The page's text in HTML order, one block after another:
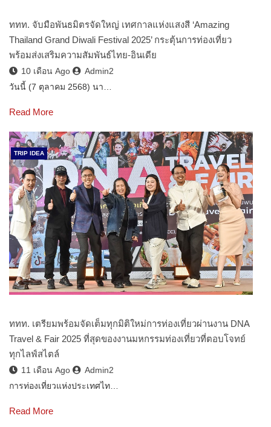
ททท. จับมือพันธมิตรจัดใหญ่ เทศกาลแห่งแสงสี ‘Amazing
Thailand Grand Diwali Festival 2025’ กระตุ้นการท่องเที่ยว
พร้อมส่งเสริมความสัมพันธ์ไทย-อินเดีย
10 เดือน Ago
Admin2
วันนี้ (7 ตุลาคม 2568) นา…
Read More
TRIP IDEA
ททท. เตรียมพร้อมจัดเต็มทุกมิติใหม่การท่องเที่ยวผ่านงาน DNA
Travel & Fair 2025 ที่สุดของงานมหกรรมท่องเที่ยวที่ตอบโจทย์
ทุกไลฟ์สไตล์
11 เดือน Ago
Admin2
การท่องเที่ยวแห่งประเทศไท…
Read More